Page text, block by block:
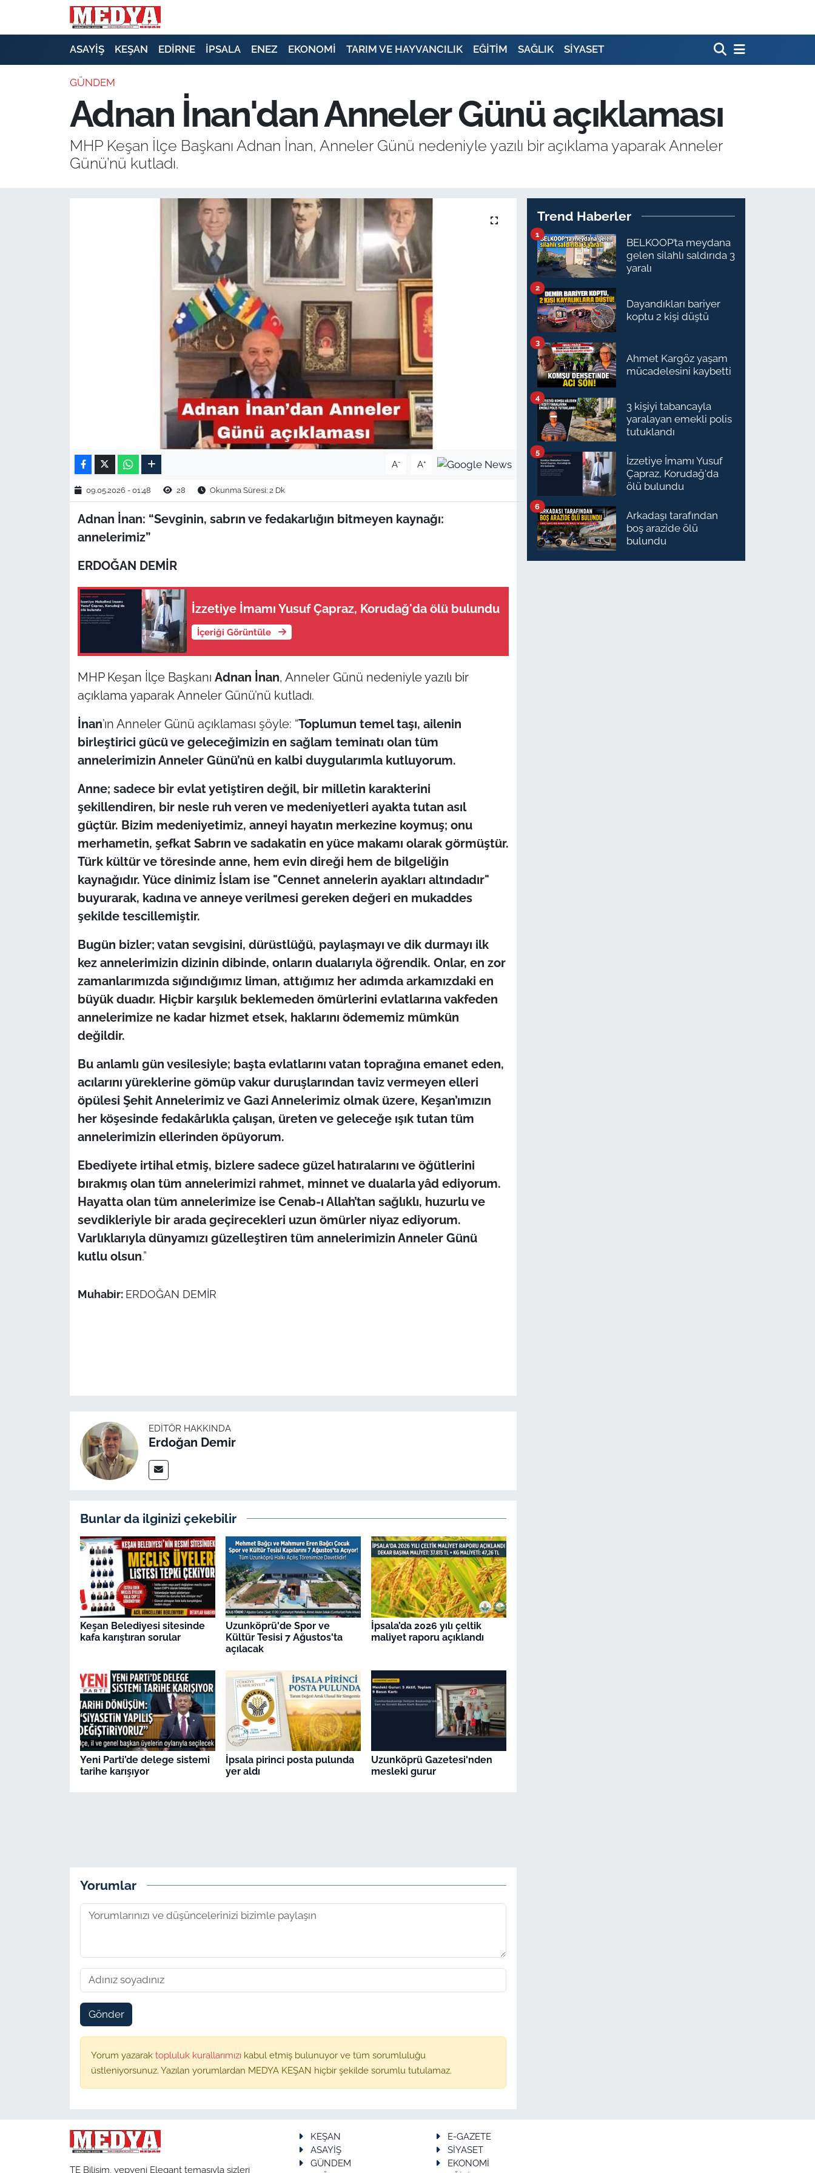
ASAYİŞ KEŞAN EDİRNE İPSALA ENEZ EKONOMİ TARIM VE HAYVANCILIK EĞİTİM SAĞLIK SİYASET
GÜNDEM
Adnan İnan'dan Anneler Günü açıklaması
MHP Keşan İlçe Başkanı Adnan İnan, Anneler Günü nedeniyle yazılı bir açıklama yaparak Anneler
Günü’nü kutladı.
A- A+
09.05.2026 - 01:48 28 Okunma Süresi: 2 Dk
Adnan İnan: “Sevginin, sabrın ve fedakarlığın bitmeyen kaynağı:
annelerimiz”
ERDOĞAN DEMİR
İzzetiye İmamı Yusuf Çapraz, Korudağ'da ölü bulundu
İçeriği Görüntüle
MHP Keşan İlçe Başkanı Adnan İnan, Anneler Günü nedeniyle yazılı bir
açıklama yaparak Anneler Günü’nü kutladı.
İnan’ın Anneler Günü açıklaması şöyle: “Toplumun temel taşı, ailenin
birleştirici gücü ve geleceğimizin en sağlam teminatı olan tüm
annelerimizin Anneler Günü’nü en kalbi duygularımla kutluyorum.
​Anne; sadece bir evlat yetiştiren değil, bir milletin karakterini
şekillendiren, bir nesle ruh veren ve medeniyetleri ayakta tutan asıl
güçtür. Bizim medeniyetimiz, anneyi hayatın merkezine koymuş; onu
merhametin, şefkat Sabrın ve sadakatin en yüce makamı olarak görmüştür.
Türk kültür ve töresinde anne, hem evin direği hem de bilgeliğin
kaynağıdır. Yüce dinimiz İslam ise "Cennet annelerin ayakları altındadır"
buyurarak, kadına ve anneye verilmesi gereken değeri en mukaddes
şekilde tescillemiştir.
​Bugün bizler; vatan sevgisini, dürüstlüğü, paylaşmayı ve dik durmayı ilk
kez annelerimizin dizinin dibinde, onların dualarıyla öğrendik. Onlar, en zor
zamanlarımızda sığındığımız liman, attığımız her adımda arkamızdaki en
büyük duadır. Hiçbir karşılık beklemeden ömürlerini evlatlarına vakfeden
annelerimize ne kadar hizmet etsek, haklarını ödememiz mümkün
değildir.
​Bu anlamlı gün vesilesiyle; başta evlatlarını vatan toprağına emanet eden,
acılarını yüreklerine gömüp vakur duruşlarından taviz vermeyen elleri
öpülesi Şehit Annelerimiz ve Gazi Annelerimiz olmak üzere, Keşan’ımızın
her köşesinde fedakârlıkla çalışan, üreten ve geleceğe ışık tutan tüm
annelerimizin ellerinden öpüyorum.
​Ebediyete irtihal etmiş, bizlere sadece güzel hatıralarını ve öğütlerini
bırakmış olan tüm annelerimizi rahmet, minnet ve dualarla yâd ediyorum.
Hayatta olan tüm annelerimize ise Cenab-ı Allah’tan sağlıklı, huzurlu ve
sevdikleriyle bir arada geçirecekleri uzun ömürler niyaz ediyorum.
Varlıklarıyla dünyamızı güzelleştiren tüm annelerimizin Anneler Günü
kutlu olsun.”
Muhabir: ERDOĞAN DEMİR
EDITÖR HAKKINDA
Erdoğan Demir
Bunlar da ilginizi çekebilir
Keşan Belediyesi sitesinde
kafa karıştıran sorular
Uzunköprü'de Spor ve
Kültür Tesisi 7 Ağustos'ta
açılacak
İpsala’da 2026 yılı çeltik
maliyet raporu açıklandı
Yeni Parti’de delege sistemi
tarihe karışıyor
İpsala pirinci posta pulunda
yer aldı
Uzunköprü Gazetesi'nden
mesleki gurur
Yorumlar
Gönder
Yorum yazarak topluluk kurallarımızı kabul etmiş bulunuyor ve tüm sorumluluğu
üstleniyorsunuz. Yazılan yorumlardan MEDYA KEŞAN hiçbir şekilde sorumlu tutulamaz.
Trend Haberler
BELKOOP’ta meydana
gelen silahlı saldırıda 3
yaralı
1
Dayandıkları bariyer
koptu 2 kişi düştü
2
Ahmet Kargöz yaşam
mücadelesini kaybetti
3
3 kişiyi tabancayla
yaralayan emekli polis
tutuklandı
4
İzzetiye İmamı Yusuf
Çapraz, Korudağ'da
ölü bulundu
5
Arkadaşı tarafından
boş arazide ölü
bulundu
6
TE Bilişim, yepyeni Elegant temasıyla sizleri
KEŞAN
E-GAZETE
ASAYİŞ
SİYASET
GÜNDEM
EKONOMİ
E-GAZETE
SİYASET
GÜNDEM
ÇANAKKALE
TÜRKİYE
Flaş Haber
Dış Haberler
Bilim Teknoloji
English News
Canlı Maç
Gündem-Eğitim